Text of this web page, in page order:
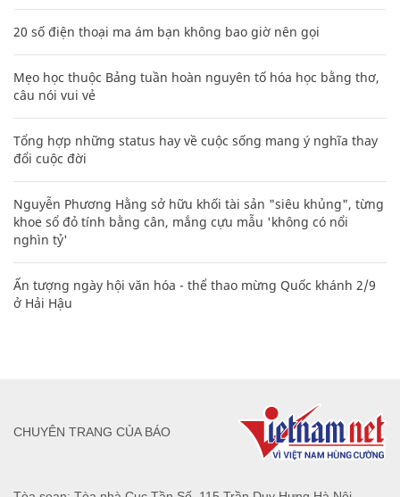
20 số điện thoại ma ám bạn không bao giờ nên gọi
Mẹo học thuộc Bảng tuần hoàn nguyên tố hóa học bằng thơ,
câu nói vui vẻ
Tổng hợp những status hay về cuộc sống mang ý nghĩa thay
đổi cuộc đời
Nguyễn Phương Hằng sở hữu khối tài sản "siêu khủng", từng
khoe sổ đỏ tính bằng cân, mắng cựu mẫu 'không có nổi
nghìn tỷ'
Ấn tượng ngày hội văn hóa - thể thao mừng Quốc khánh 2/9
ở Hải Hậu
CHUYÊN TRANG CỦA BÁO